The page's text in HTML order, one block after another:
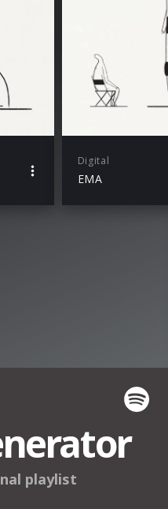
Digital
EMA